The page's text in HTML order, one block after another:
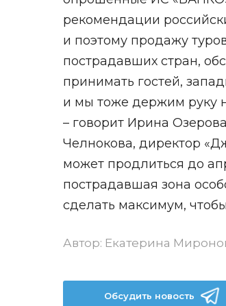
рекомендации
и поэтому продажу
пострадавших стран,
принимать гостей,
и мы тоже держим руку
– говорит Ирина
Челнокова, директор
может продлиться до
пострадавшая зона
сделать максимум,
Автор: Екатерина
Обсудить новость